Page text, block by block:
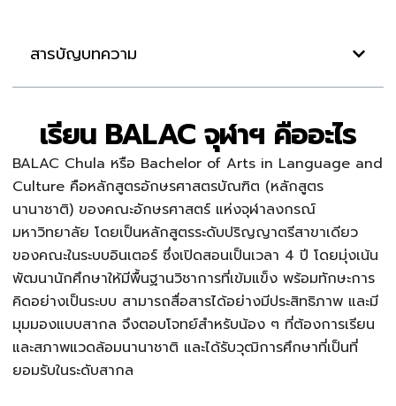
สารบัญบทความ
เรียน BALAC จุฬาฯ คืออะไร
BALAC Chula หรือ Bachelor of Arts in Language and
Culture คือหลักสูตรอักษรศาสตรบัณฑิต (หลักสูตร
นานาชาติ) ของคณะอักษรศาสตร์ แห่งจุฬาลงกรณ์
มหาวิทยาลัย โดยเป็นหลักสูตรระดับปริญญาตรีสาขาเดียว
ของคณะในระบบอินเตอร์ ซึ่งเปิดสอนเป็นเวลา 4 ปี โดยมุ่งเน้น
พัฒนานักศึกษาให้มีพื้นฐานวิชาการที่เข้มแข็ง พร้อมทักษะการ
คิดอย่างเป็นระบบ สามารถสื่อสารได้อย่างมีประสิทธิภาพ และมี
มุมมองแบบสากล จึงตอบโจทย์สำหรับน้อง ๆ ที่ต้องการเรียน
และสภาพแวดล้อมนานาชาติ และได้รับวุฒิการศึกษาที่เป็นที่
ยอมรับในระดับสากล